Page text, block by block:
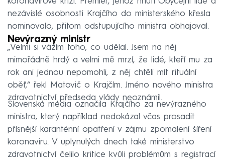
nezávislé osobnosti Krajčího do ministerského křesla
nominovalo, přitom odstupujícího ministra obhajoval.
Nevýrazný ministr
„Velmi si vážím toho, co udělal. Jsem na něj
mimořádně hrdý a velmi mě mrzí, že lidé, kteří mu za
rok ani jednou nepomohli, z něj chtěli mít rituální
oběť,“ řekl Matovič o Krajčím. Jméno nového ministra
zdravotnictví předseda vlády neoznámil.
Slovenská média označila Krajčího za nevýrazného
ministra, který například nedokázal včas prosadit
přísnější karanténní opatření v zájmu zpomalení šíření
koronaviru. V uplynulých dnech také ministerstvo
zdravotnictví čelilo kritice kvůli problémům s registrací